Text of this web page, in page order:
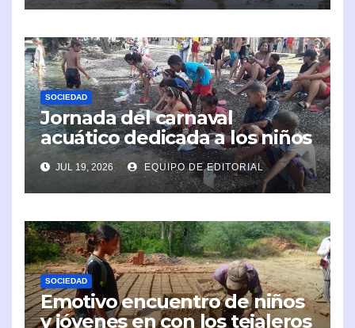
SOCIEDAD
Jornada del carnaval
acuático dedicada a los niños
en Caimanera
JUL 19, 2026 EQUIPO DE EDITORIAL
SOCIEDAD
Emotivo encuentro de niños
y jóvenes en con los tejaleros